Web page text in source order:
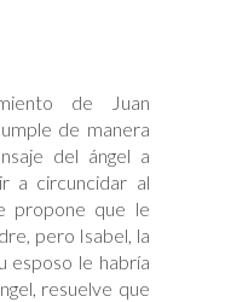
de Juan
de manera
del ángel a
a circuncidar al
propone que le
pero Isabel, la
esposo le habría
resuelve que